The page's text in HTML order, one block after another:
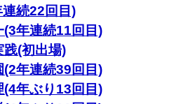
続22回目)
(3年連続11回目)
践(初出場)
(2年連続39回目)
(4年ぶり13回目)